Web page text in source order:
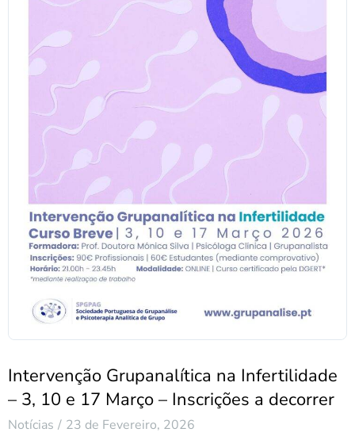
Intervenção Grupanalítica na Infertilidade
– 3, 10 e 17 Março – Inscrições a decorrer
Notícias 23 de Fevereiro, 2026